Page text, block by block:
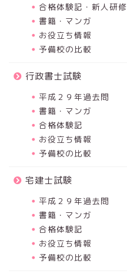
合格体験記・新人研修
書籍・マンガ
お役立ち情報
予備校の比較
行政書士試験
平成２９年過去問
書籍・マンガ
合格体験記
お役立ち情報
予備校の比較
宅建士試験
平成２９年過去問
書籍・マンガ
合格体験記
お役立ち情報
予備校の比較